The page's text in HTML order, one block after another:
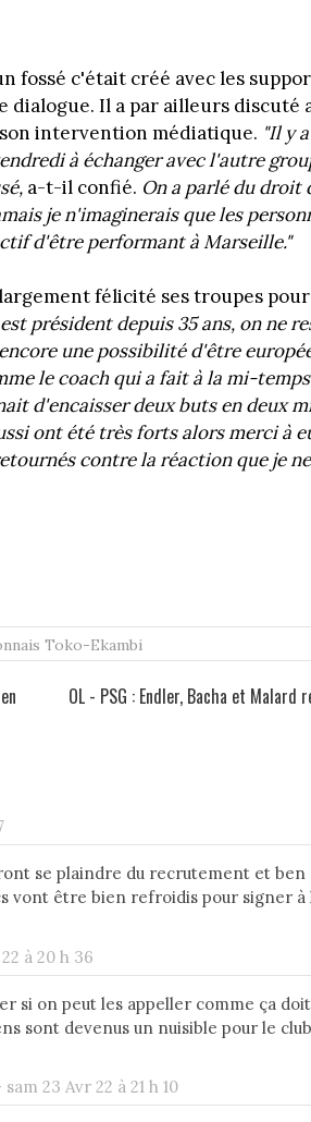
fossé c'était créé avec les
dialogue. Il a par ailleurs discuté
intervention médiatique. "Il y
à échanger avec l'autre
a-t-il confié. On a parlé du droit
je n'imaginerais que les
d'être performant à Marseille."
félicité ses troupes
président depuis 35 ans, on ne
une possibilité d'être
le coach qui a fait à la mi-
d'encaisser deux buts en deux
ont été très forts alors merci à
contre la réaction que je
Toko-Ekambi
OL - PSG : Endler, Bacha et Malard
se plaindre du recrutement et ben
vont être bien refroidis pour signer à
à 20 h 36
si on peut les appeller comme ça
sont devenus un nuisible pour le
sam 23 Avr 22 à 21 h 10